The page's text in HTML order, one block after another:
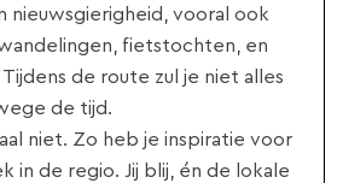
nieuwsgierigheid, vooral ook
fietstochten, en
de route zul je niet alles
de tijd.
niet. Zo heb je inspiratie voor
in de regio. Jij blij, én de lokale